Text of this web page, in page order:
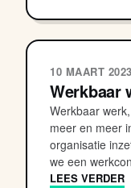
10 MAART 2023
Werkbaar
Werkbaar
meer en meer
organisatie
we een
LEES VERDER